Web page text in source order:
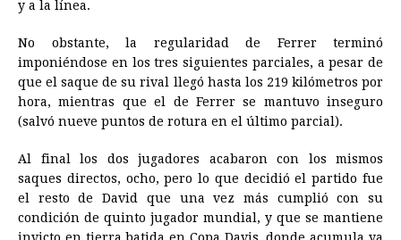
y a la línea.
No obstante, la regularidad de Ferrer terminó
imponiéndose en los tres siguientes parciales, a pesar de
que el saque de su rival llegó hasta los 219 kilómetros por
hora, mientras que el de Ferrer se mantuvo inseguro
(salvó nueve puntos de rotura en el último parcial).
Al final los dos jugadores acabaron con los mismos
saques directos, ocho, pero lo que decidió el partido fue
el resto de David que una vez más cumplió con su
condición de quinto jugador mundial, y que se mantiene